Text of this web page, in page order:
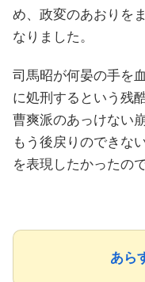
め、政変のあおりを
なりました。
司馬昭が何晏の手を
に処刑するという残
曹爽派のあっけない
もう後戻りのできな
を表現したかったの
あら